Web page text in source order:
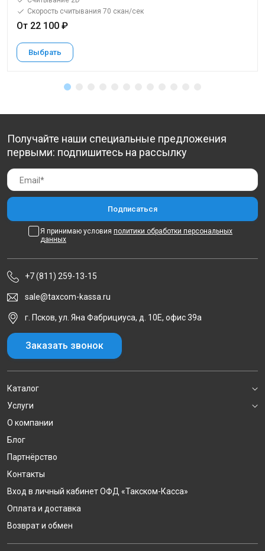
Скорость считывания 70 скан/сек
От 22 100 ₽
Выбрать
Получайте наши специальные предложения
первыми: подпишитесь на рассылку
Я принимаю условия политики обработки персональных
данных
+7 (811) 259-13-15
sale@taxcom-kassa.ru
г. Псков, ул. Яна Фабрициуса, д. 10Е, офис 39а
Заказать звонок
Каталог
Услуги
О компании
Блог
Партнёрство
Контакты
Вход в личный кабинет ОФД «Такском-Касса»
Оплата и доставка
Возврат и обмен